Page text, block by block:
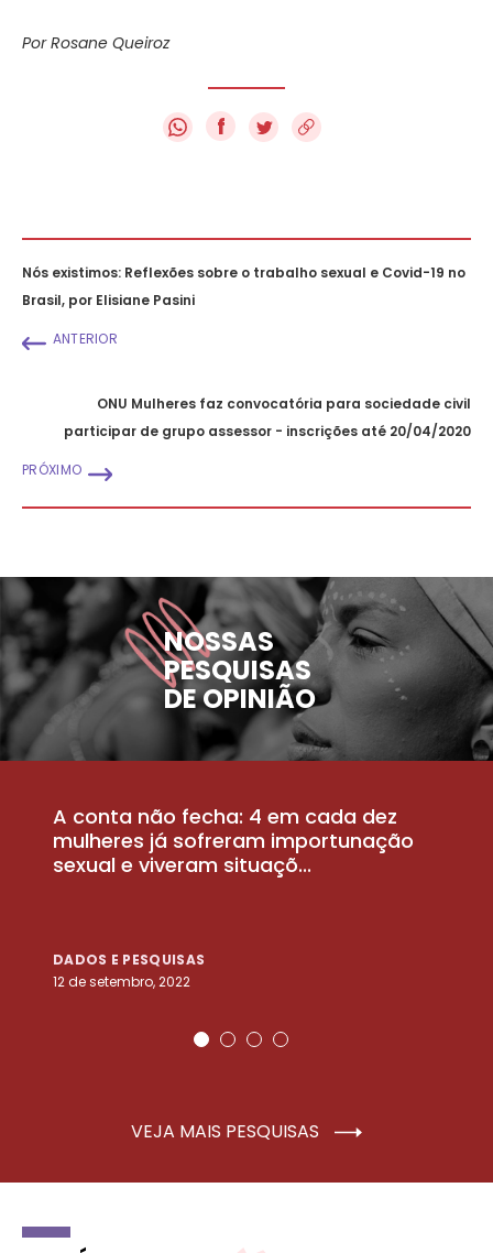
Por Rosane Queiroz
f
Nós existimos: Reflexões sobre o trabalho sexual e Covid-19 no
Brasil, por Elisiane Pasini
ANTERIOR
ONU Mulheres faz convocatória para sociedade civil
participar de grupo assessor - inscrições até 20/04/2020
PRÓXIMO
NOSSAS
PESQUISAS
DE OPINIÃO
A conta não fecha: 4 em cada dez
mulheres já sofreram importunação
sexual e viveram situaçõ...
DADOS E PESQUISAS
12 de setembro, 2022
VEJA MAIS PESQUISAS